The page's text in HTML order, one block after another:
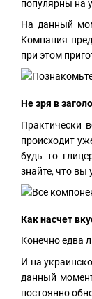
популярны на
На данный
Компания
при этом
Не зря в
Практически
происходит
будь то
знайте, что вы
Как насчет
Конечно едва
И на
данный
постоянно